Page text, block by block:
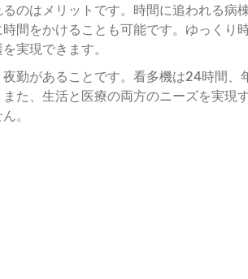
のはメリットです。時間に追われる病
時間をかけることも可能です。ゆっく
実現できます。
勤があることです。看多機は24時間
た、生活と医療の両方のニーズを実現
。